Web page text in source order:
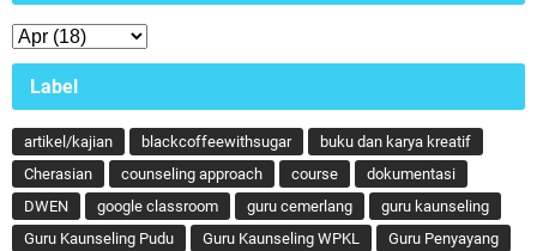
Label
artikel/kajian blackcoffeewithsugar
buku dan karya kreatif
Cherasian
counseling approach course
dokumentasi
DWEN
google classroom guru cemerlang
guru kaunseling
Guru Kaunseling Pudu
Guru Kaunseling WPKL
Guru Penyayang